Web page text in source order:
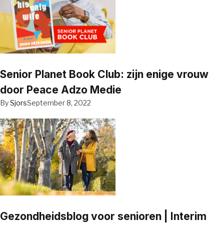
Senior Planet Book Club: zijn enige vrouw
door Peace Adzo Medie
BySjorsSeptember 8, 2022
Gezondheidsblog voor senioren | Interim